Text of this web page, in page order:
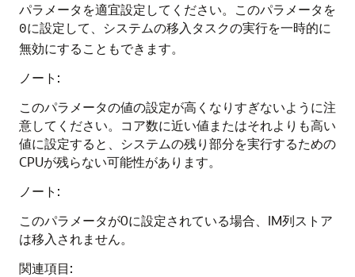
パラメータを適宜設定してください。このパラメータを
0に設定して、システムの移入タスクの実行を一時的に
無効にすることもできます。
ノート:
このパラメータの値の設定が高くなりすぎないように注
意してください。コア数に近い値またはそれよりも高い
値に設定すると、システムの残り部分を実行するための
CPUが残らない可能性があります。
ノート:
このパラメータが0に設定されている場合、IM列ストア
は移入されません。
関連項目: